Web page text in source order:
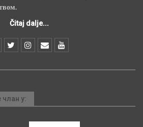
Čitaj dalje...
у: